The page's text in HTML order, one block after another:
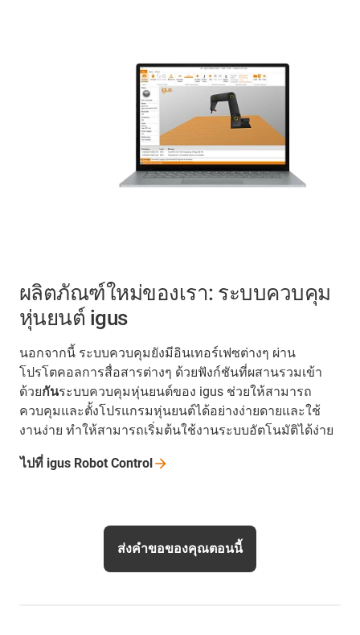
ผลิตภัณฑ์ใหม่ของเรา: ระบบควบคุม
หุ่นยนต์ igus
นอกจากนี้ ระบบควบคุมยังมีอินเทอร์เฟซต่างๆ ผ่าน
โปรโตคอลการสื่อสารต่างๆ ด้วยฟังก์ชันที่ผสานรวมเข้า
ด้วยกันระบบควบคุมหุ่นยนต์ของ igus ช่วยให้สามารถ
ควบคุมและตั้งโปรแกรมหุ่นยนต์ได้อย่างง่ายดายและใช้
งานง่าย ทำให้สามารถเริ่มต้นใช้งานระบบอัตโนมัติได้ง่าย
ไปที่ igus Robot Control
ส่งคำขอของคุณตอนนี้